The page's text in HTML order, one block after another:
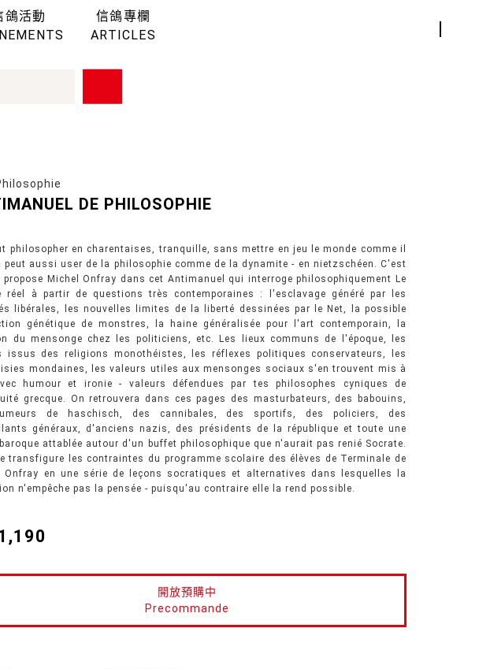
鴿活動
信鴿專欄
ARTICLES
DE PHILOSOPHIE
philosopher en charentaises, tranquille, sans mettre en jeu le monde comme il
peut aussi user de la philosophie comme de la dynamite - en nietzschéen. C'est
propose Michel Onfray dans cet Antimanuel qui interroge philosophiquement Le
réel à partir de questions très contemporaines : l'esclavage généré par les
libérales, les nouvelles limites de la liberté dessinées par le Net, la possible
génétique de monstres, la haine généralisée pour l'art contemporain, la
du mensonge chez les politiciens, etc. Les lieux communs de l'époque, les
issus des religions monothéistes, les réflexes politiques conservateurs, les
mondaines, les valeurs utiles aux mensonges sociaux s'en trouvent mis à
humour et ironie - valeurs défendues par tes philosophes cyniques de
grecque. On retrouvera dans ces pages des masturbateurs, des babouins,
de haschisch, des cannibales, des sportifs, des policiers, des
généraux, d'anciens nazis, des présidents de la république et toute une
attablée autour d'un buffet philosophique que n'aurait pas renié Socrate.
transfigure les contraintes du programme scolaire des élèves de Terminale de
Onfray en une série de leçons socratiques et alternatives dans lesquelles la
n'empêche pas la pensée - puisqu'au contraire elle la rend possible.
開放預購中
Precommande